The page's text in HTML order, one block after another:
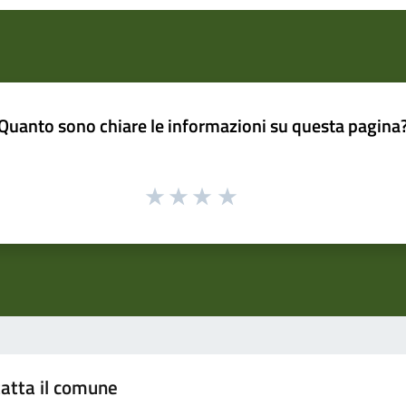
sono chiare le informazioni su questa
il comune